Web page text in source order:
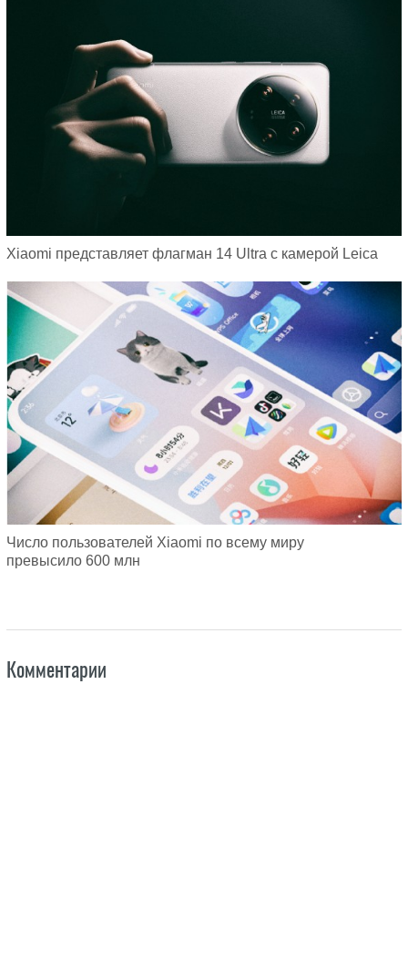
Xiaomi представляет флагман 14 Ultra с камерой Leica
Число пользователей Xiaomi по всему миру
превысило 600 млн
Комментарии